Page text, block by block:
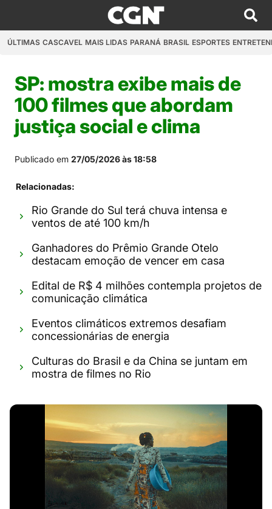
ÚLTIMAS CASCAVEL MAIS LIDAS PARANÁ BRASIL ESPORTES
SP: mostra exibe mais de
100 filmes que abordam
justiça social e clima
Publicado em 27/05/2026 às 18:58
Relacionadas:
Rio Grande do Sul terá chuva intensa e
ventos de até 100 km/h
Ganhadores do Prêmio Grande Otelo
destacam emoção de vencer em casa
Edital de R$ 4 milhões contempla projetos de
comunicação climática
Eventos climáticos extremos desafiam
concessionárias de energia
Culturas do Brasil e da China se juntam em
mostra de filmes no Rio